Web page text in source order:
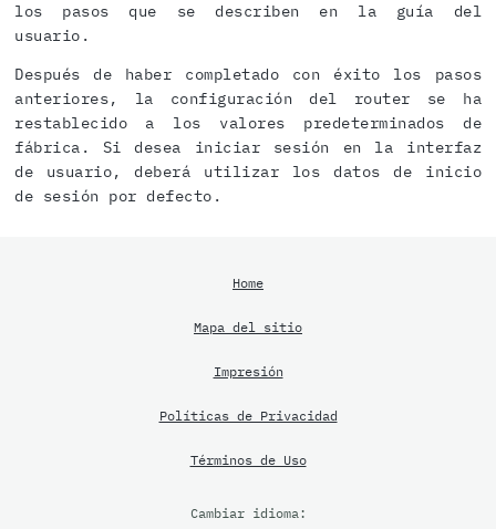
los pasos que se describen en la guía del
usuario.
Después de haber completado con éxito los pasos
anteriores, la configuración del router se ha
restablecido a los valores predeterminados de
fábrica. Si desea iniciar sesión en la interfaz
de usuario, deberá utilizar los datos de inicio
de sesión por defecto.
Home
Mapa del sitio
Impresión
Políticas de Privacidad
Términos de Uso
Cambiar idioma: